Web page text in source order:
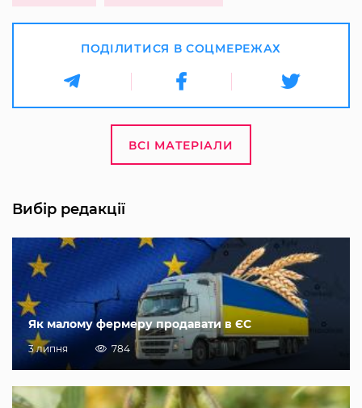
ПОДІЛИТИСЯ В СОЦМЕРЕЖАХ
ВСІ МАТЕРІАЛИ
Вибір редакції
Як малому фермеру продавати в ЄС
3 липня 784